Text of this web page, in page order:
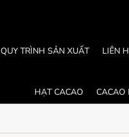
QUY TRÌNH SẢN XUẤT
LIÊN
HẠT CACAO CACAO